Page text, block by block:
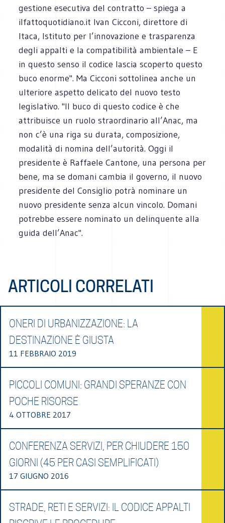
gestione esecutiva del contratto – spiega a
ilfattoquotidiano.it Ivan Cicconi, direttore di
Itaca, Istituto per l’innovazione e trasparenza
degli appalti e la compatibilità ambientale – E
in questo senso il codice lascia scoperto questo
buco enorme". Ma Cicconi sottolinea anche un
ulteriore aspetto delicato del nuovo testo
legislativo. "Il buco di questo codice è che
attribuisce un ruolo straordinario all’Anac, ma
non c’è una riga su durata, composizione,
modalità di nomina dell’autorità. Oggi il
presidente è Raffaele Cantone, una persona per
bene, ma se domani cambia il governo, il nuovo
presidente del Consiglio potrà nominare un
nuovo presidente senza alcun vincolo. Domani
potrebbe essere nominato un delinquente alla
guida dell’Anac".
ARTICOLI CORRELATI
ONERI DI URBANIZZAZIONE: LA
DESTINAZIONE È GIUSTA
11 FEBBRAIO 2019
PICCOLI COMUNI: GRANDI SPERANZE CON
POCHE RISORSE
4 OTTOBRE 2017
CONFERENZA SERVIZI, PER CHIUDERE 150
GIORNI (45 PER CASI SEMPLIFICATI)
17 GIUGNO 2016
STRADE, RETI E SERVIZI: IL CODICE APPALTI